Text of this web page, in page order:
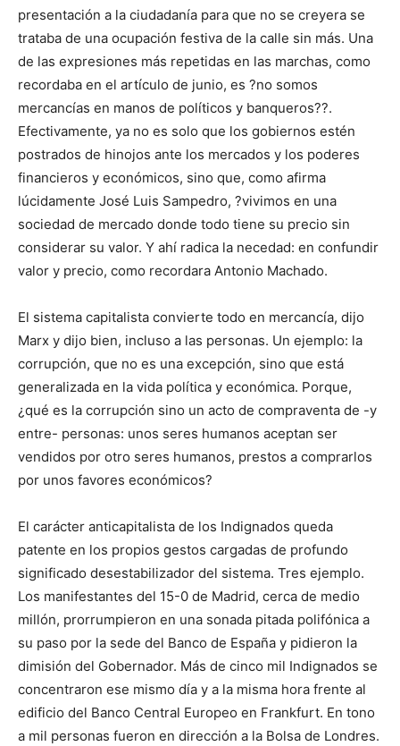
presentación a la ciudadanía para que no se creyera se
trataba de una ocupación festiva de la calle sin más. Una
de las expresiones más repetidas en las marchas, como
recordaba en el artículo de junio, es ?no somos
mercancías en manos de políticos y banqueros??.
Efectivamente, ya no es solo que los gobiernos estén
postrados de hinojos ante los mercados y los poderes
financieros y económicos, sino que, como afirma
lúcidamente José Luis Sampedro, ?vivimos en una
sociedad de mercado donde todo tiene su precio sin
considerar su valor. Y ahí radica la necedad: en confundir
valor y precio, como recordara Antonio Machado.
El sistema capitalista convierte todo en mercancía, dijo
Marx y dijo bien, incluso a las personas. Un ejemplo: la
corrupción, que no es una excepción, sino que está
generalizada en la vida política y económica. Porque,
¿qué es la corrupción sino un acto de compraventa de -y
entre- personas: unos seres humanos aceptan ser
vendidos por otro seres humanos, prestos a comprarlos
por unos favores económicos?
El carácter anticapitalista de los Indignados queda
patente en los propios gestos cargadas de profundo
significado desestabilizador del sistema. Tres ejemplo.
Los manifestantes del 15-0 de Madrid, cerca de medio
millón, prorrumpieron en una sonada pitada polifónica a
su paso por la sede del Banco de España y pidieron la
dimisión del Gobernador. Más de cinco mil Indignados se
concentraron ese mismo día y a la misma hora frente al
edificio del Banco Central Europeo en Frankfurt. En tono
a mil personas fueron en dirección a la Bolsa de Londres.